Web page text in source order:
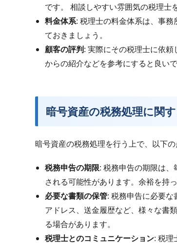
です。 相談しやすい雰囲気の税理士
料金体系: 税理士の料金体系は、事
ておきましょう。
顧客の評判: 実際にその税理士に依
からの紹介などを参考にすると良い
暗号資産の税務処理に関
暗号資産の税務処理を行う上で、以下の
税務申告の期限: 税務申告の期限は
される可能性があります。余裕を持
必要な書類の保管: 税務申告に必要
アドレス、送金履歴など、様々な書
る場合があります。
税理士とのコミュニケーション: 税理